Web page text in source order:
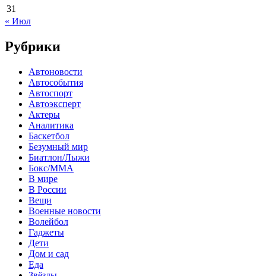
31
« Июл
Рубрики
Автоновости
Автособытия
Автоспорт
Автоэксперт
Актеры
Аналитика
Баскетбол
Безумный мир
Биатлон/Лыжи
Бокс/MMA
В мире
В России
Вещи
Военные новости
Волейбол
Гаджеты
Дети
Дом и сад
Еда